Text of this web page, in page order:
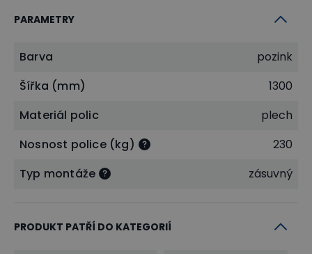
PARAMETRY
Barva
pozink
Šířka (mm)
1300
Materiál polic
plech
Nosnost police (kg)
230
Typ montáže
zásuvný
PRODUKT PATŘÍ DO KATEGORIÍ